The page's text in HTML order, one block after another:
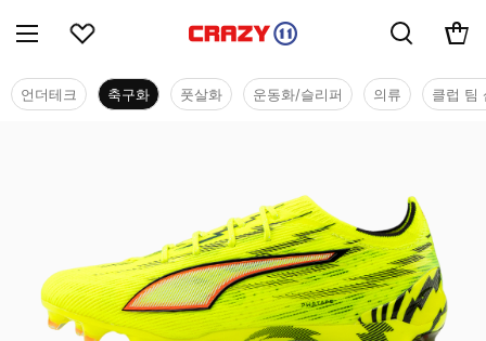
언더테크 축구화 풋살화 운동화/슬리퍼 의류 클럽 팀